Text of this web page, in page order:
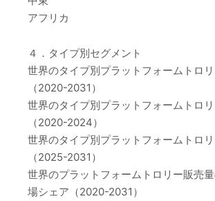
アフリカ
４．タイプ別セグメント
世界のタイプ別プラットフォームトロ
（2020-2031）
世界のタイプ別プラットフォームトロ
（2020-2024）
世界のタイプ別プラットフォームトロ
（2025-2031）
世界のプラットフォームトロリー販売
場シェア（2020-2031）